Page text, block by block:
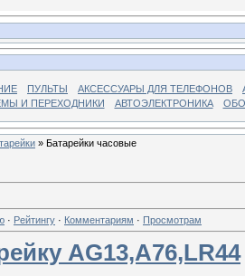
ПУЛЬТЫ АКСЕССУАРЫ ДЛЯ ТЕЛЕФОНОВ
И ПЕРЕХОДНИКИ АВТОЭЛЕКТРОНИКА
» Батарейки часовые
· Рейтингу · Комментариям · Просмотрам
AG13,A76,LR44